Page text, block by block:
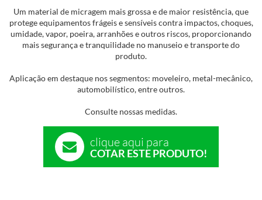
Um material de micragem mais grossa e de maior resistência, que
protege equipamentos frágeis e sensíveis contra impactos, choques,
umidade, vapor, poeira, arranhões e outros riscos, proporcionando
mais segurança e tranquilidade no manuseio e transporte do
produto.
Aplicação em destaque nos segmentos: moveleiro, metal-mecânico,
automobilístico, entre outros.
Consulte nossas medidas.
clique aqui para
COTAR ESTE PRODUTO!